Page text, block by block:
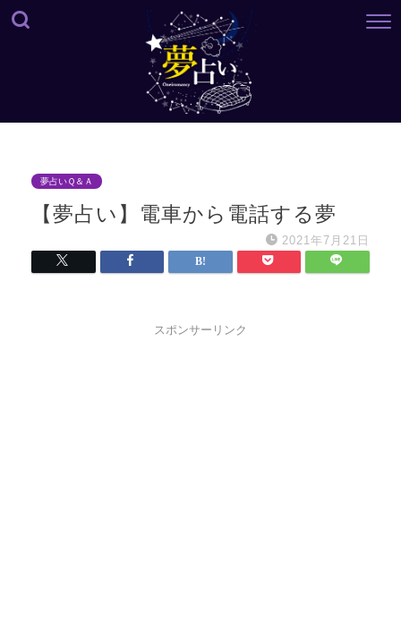
夢占いＱ＆Ａ
【夢占い】電車から電話する夢
2021年7月21日
スポンサーリンク